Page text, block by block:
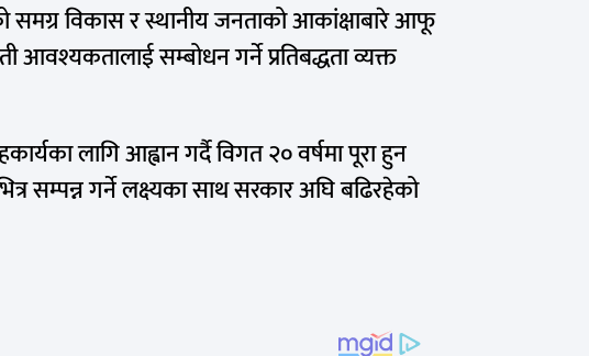
समग्र विकास र स्थानीय जनताको आकांक्षाबारे आफू
आवश्यकतालाई सम्बोधन गर्ने प्रतिबद्धता व्यक्त
लागि आह्वान गर्दै विगत २० वर्षमा पूरा हुन
सम्पन्न गर्ने लक्ष्यका साथ सरकार अघि बढिरहेको